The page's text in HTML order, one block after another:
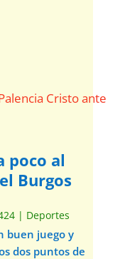
poco al
Burgos
| Deportes
buen juego y
dos puntos de